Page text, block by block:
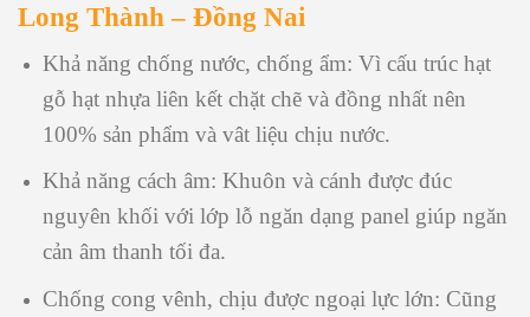
Long Thành – Đồng Nai
Khả năng chống nước, chống ẩm: Vì cấu trúc hạt
gỗ hạt nhựa liên kết chặt chẽ và đồng nhất nên
100% sản phẩm và vât liệu chịu nước.
Khả năng cách âm: Khuôn và cánh được đúc
nguyên khối với lớp lỗ ngăn dạng panel giúp ngăn
cản âm thanh tối đa.
Chống cong vênh, chịu được ngoại lực lớn: Cũng